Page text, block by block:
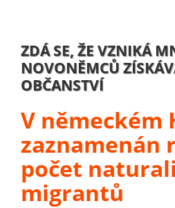
ZDÁ SE, ŽE VZNIKÁ
NOVONĚMCŮ
OBČANSTVÍ
V německém
zaznamenán
počet
migrantů